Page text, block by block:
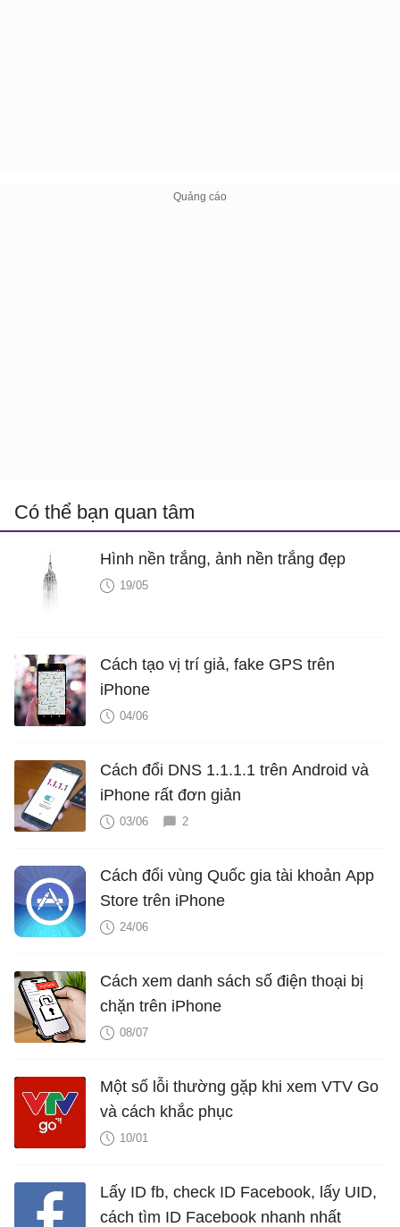
Có thể bạn quan tâm
Hình nền trắng, ảnh nền trắng đẹp
19/05
Cách tạo vị trí giả, fake GPS trên
iPhone
04/06
Cách đổi DNS 1.1.1.1 trên Android và
iPhone rất đơn giản
03/06 2
Cách đổi vùng Quốc gia tài khoản App
Store trên iPhone
24/06
Cách xem danh sách số điện thoại bị
chặn trên iPhone
08/07
Một số lỗi thường gặp khi xem VTV Go
và cách khắc phục
10/01
Lấy ID fb, check ID Facebook, lấy UID,
cách tìm ID Facebook nhanh nhất